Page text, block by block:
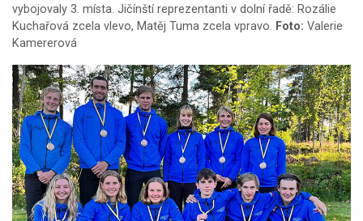
vybojovaly 3. místa. Jičínští reprezentanti v dolní řadě: Rozálie
Kuchařová zcela vlevo, Matěj Tuma zcela vpravo. Foto: Valerie
Kamererová